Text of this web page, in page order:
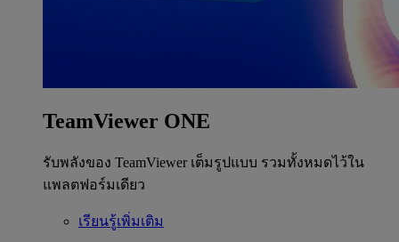
TeamViewer ONE
รับพลังของ TeamViewer เต็มรูปแบบ รวมทั้งหมดไว้ใน
แพลตฟอร์มเดียว
เรียนรู้เพิ่มเติม